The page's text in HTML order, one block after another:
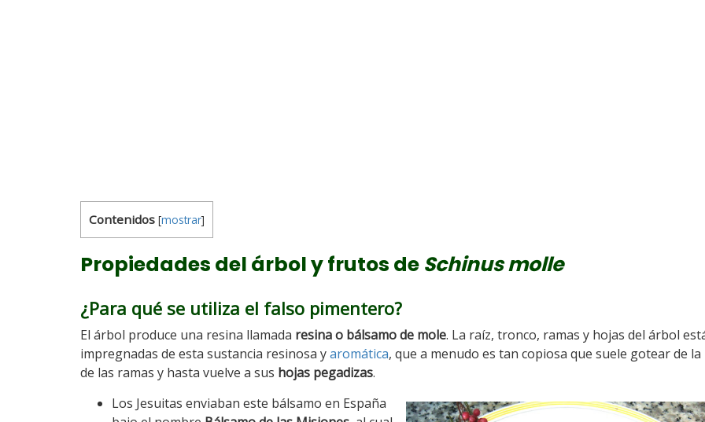
Contenidos [mostrar]
Propiedades del árbol y frutos de Schinus molle
¿Para qué se utiliza el falso pimentero?
El árbol produce una resina llamada resina o bálsamo de mole. La raíz, tronco, ramas y hojas del árbol
impregnadas de esta sustancia resinosa yaromática, que a menudo es tan copiosa que suele gotear de
de las ramas y hasta vuelve a sus hojas pegadizas.
Los Jesuitas enviaban este bálsamo en España